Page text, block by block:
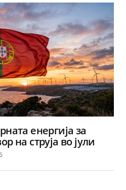
енергија за
на струја во јули